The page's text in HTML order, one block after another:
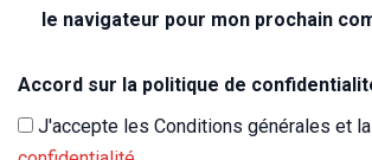
le navigateur pour mon prochain
Accord sur la politique de
J'accepte les Conditions générales et la